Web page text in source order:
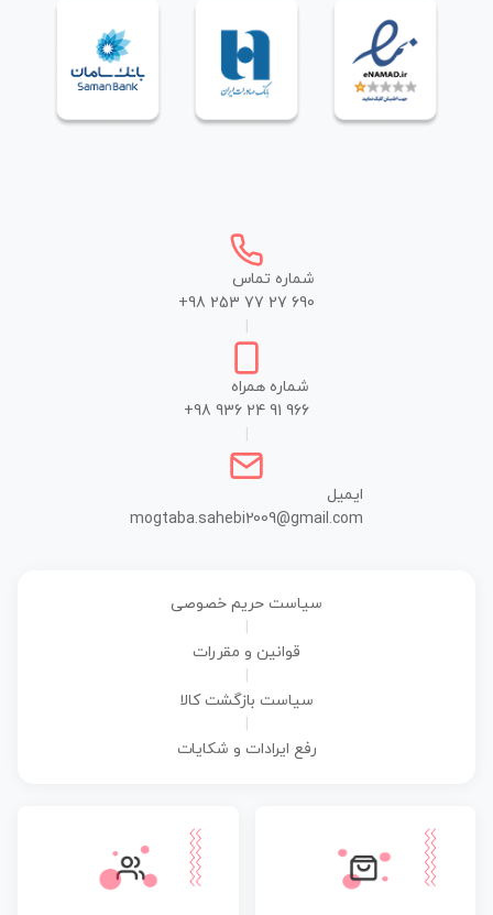
شماره تماس
+98 253 77 27 690
شماره همراه
+98 936 24 91 966
ایمیل
mogtaba.sahebi2009@gmail.com
سیاست حریم خصوصی
قوانین و مقررات
سیاست بازگشت کالا
رفع ایرادات و شکایات